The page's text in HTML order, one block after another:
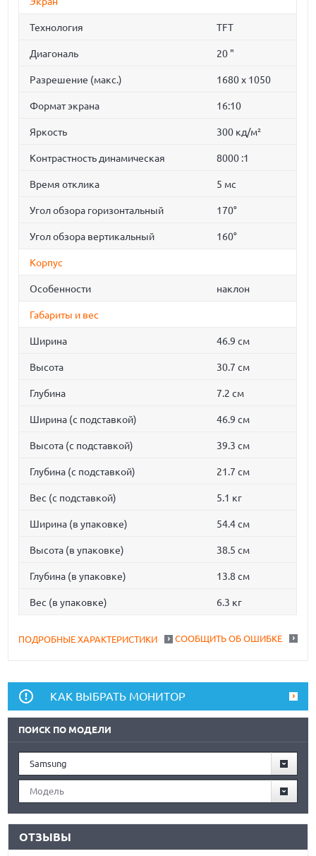
Технология TFT
Диагональ 20 "
Разрешение (макс.) 1680 x 1050
Формат экрана 16:10
Яркость 300 кд/м²
Контрастность динамическая 8000 :1
Время отклика 5 мс
Угол обзора горизонтальный 170°
Угол обзора вертикальный 160°
Корпус
Особенности наклон
Габариты и вес
Ширина 46.9 см
Высота 30.7 см
Глубина 7.2 см
Ширина (с подставкой) 46.9 см
Высота (с подставкой) 39.3 см
Глубина (с подставкой) 21.7 см
Вес (с подставкой) 5.1 кг
Ширина (в упаковке) 54.4 см
Высота (в упаковке) 38.5 см
Глубина (в упаковке) 13.8 см
Вес (в упаковке) 6.3 кг
СООБЩИТЬ ОБ ОШИБКЕ
ПОДРОБНЫЕ ХАРАКТЕРИСТИКИ
КАК ВЫБРАТЬ МОНИТОР
ПОИСК ПО МОДЕЛИ
Samsung
Модель
ОТЗЫВЫ